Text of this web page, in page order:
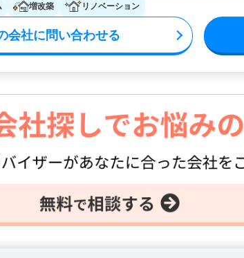
増改築 リノベーション
会社に問い合わせる